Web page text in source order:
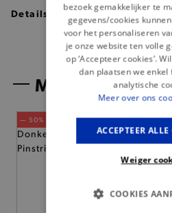
Details
Misschien is dit
— 50% *
bezoek gemakkelijker te
gegevens/cookies
voor het personaliseren
je onze website ten volle
op ‘Accepteer cookies’.
dan plaatsen we enkel
analytische
Meer over ons
ACCEPTEER
Weiger
COOKIES